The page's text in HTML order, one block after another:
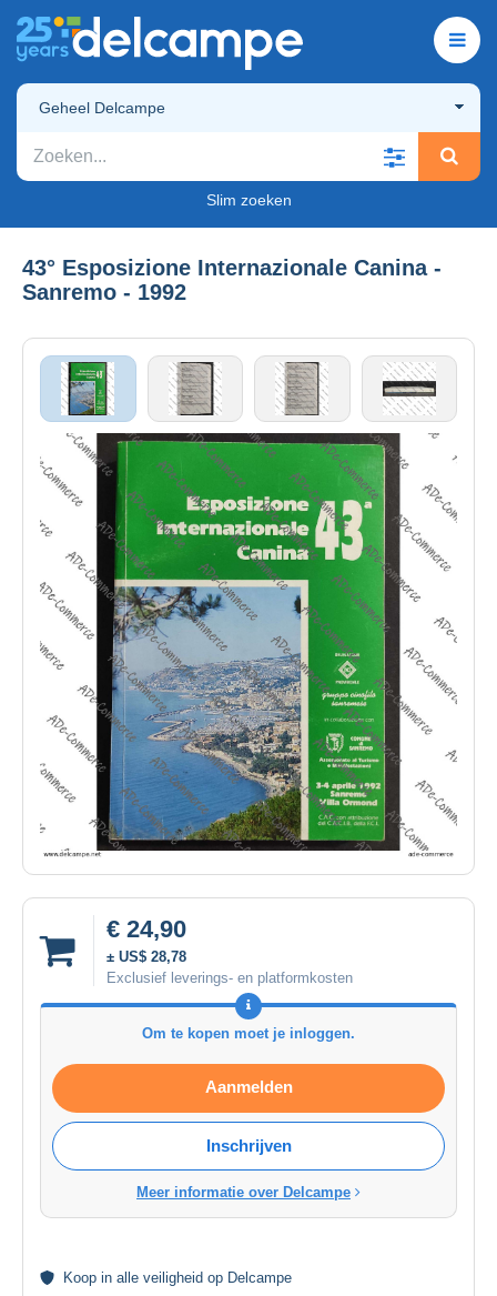
Geheel Delcampe
Slim zoeken
43° Esposizione Internazionale Canina -
Sanremo - 1992
€ 24,90
± US$ 28,78
Exclusief leverings- en platformkosten
Om te kopen moet je inloggen.
Aanmelden
Inschrijven
Meer informatie over Delcampe
Koop in alle veiligheid op Delcampe